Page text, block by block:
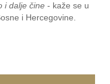
i dalje čine - kaže se u
i Hercegovine.